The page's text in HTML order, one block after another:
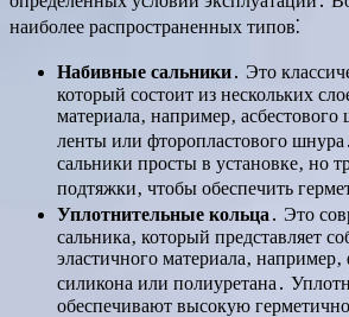
наиболее распространенных типов⁚
Набивные сальники․ Это
который состоит из нескольких
материала‚ например‚
ленты или фторопластового
сальники просты в установке‚ но
подтяжки‚ чтобы обеспечить
Уплотнительные кольца ․ Это
сальника‚ который представляет
эластичного материала‚ например‚
силикона или полиуретана․
обеспечивают высокую